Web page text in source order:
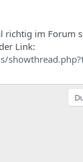
richtig im Forum
Link: